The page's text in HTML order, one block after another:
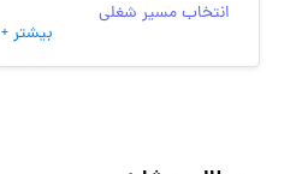
انتخاب مسیر شغلی
به‌روزرسانی‌های سایت (کارجویی)
بیشتر +